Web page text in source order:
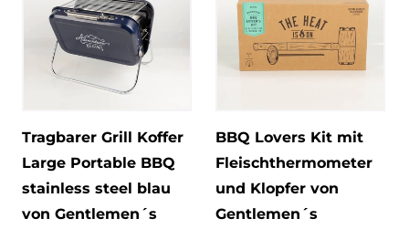
Tragbarer Grill Koffer
Large Portable BBQ
stainless steel blau
von Gentlemen´s
BBQ Lovers Kit mit
Fleischthermometer
und Klopfer von
Gentlemen´s